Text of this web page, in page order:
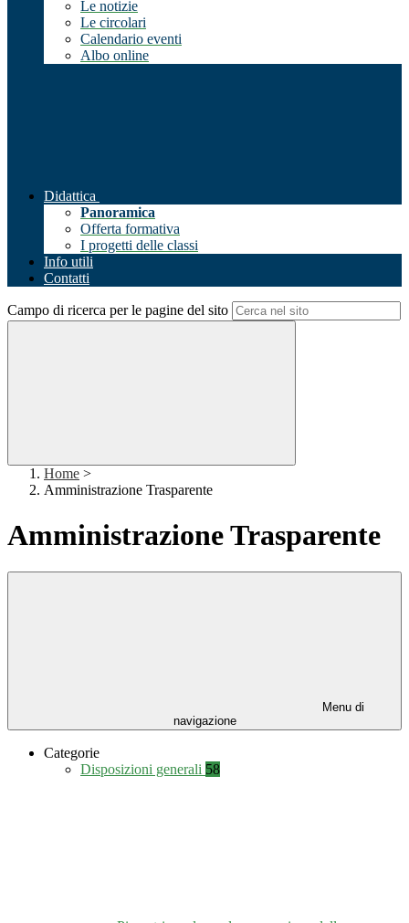
Le notizie
Le circolari
Calendario eventi
Albo online
Didattica
Panoramica
Offerta formativa
I progetti delle classi
Info utili
Contatti
Campo di ricerca per le pagine del sito
Home >
Amministrazione Trasparente
Amministrazione Trasparente
Menu di
navigazione
Categorie
Disposizioni generali 58